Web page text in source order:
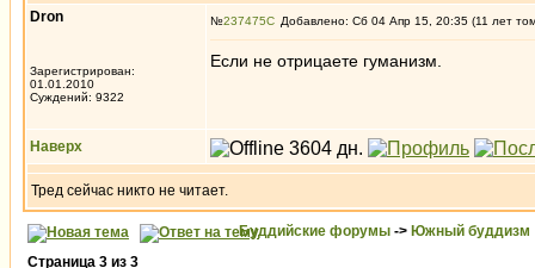
Dron
Зарегистрирован:
01.01.2010
Суждений: 9322
№237475 Добавлено: Сб 04 Апр 15, 20:35 (11 лет
Если не отрицаете гуманизм.
Наверх
Тред сейчас никто не читает.
Буддийские форумы -> Южный буддизм
Страница 3 из 3